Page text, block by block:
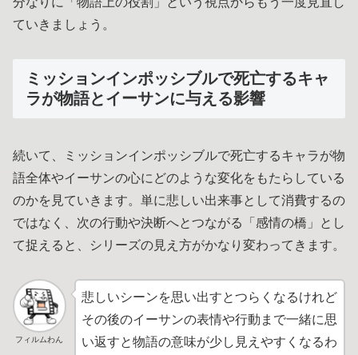
ていきましょう。
ミッションインポッシブルで死亡するキャ
ラが物語とイーサンに与える影響
続いて、ミッションインポッシブルで死亡するキャラが物
語全体やイーサンの心にどのような変化をもたらしている
のかを見ていきます。単に悲しい出来事として消費するの
ではなく、次の行動や決断へとつながる「感情の橋」とし
て捉えると、シリーズの見え方がかなり変わってきます。
フィルムわん
悲しいシーンを思い出すとつらくなるけれど
その後のイーサンの表情や行動まで一緒に思
い返すと物語の意味が少し見えやすくなるわ